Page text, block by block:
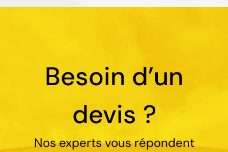
Besoin d’un
devis ?
Nos experts vous répondent